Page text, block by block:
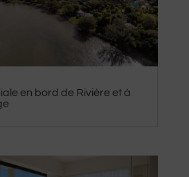
en bord de Rivière et à